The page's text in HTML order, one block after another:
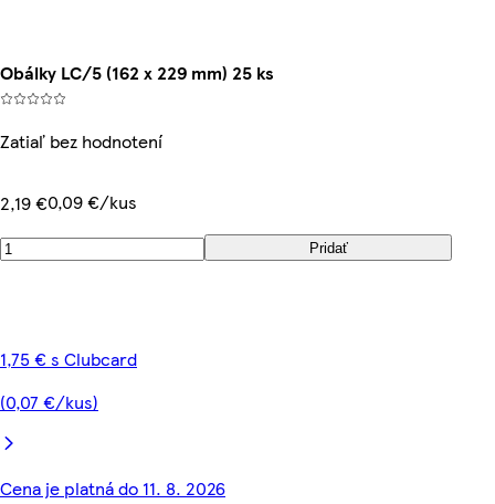
Obálky LC/5 (162 x 229 mm) 25 ks
Zatiaľ bez hodnotení
2,19 €0,09 €/kus
Pridať
1,75 € s Clubcard
(0,07 €/kus)
Cena je platná do 11. 8. 2026